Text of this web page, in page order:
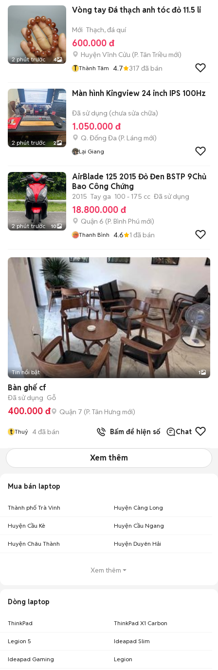
2 phút trước 4
Vòng tay Đá thạch anh tóc đỏ 11.5 li
Mới Thạch, đá quí
600.000 đ
Huyện Vĩnh Cửu (P. Tân Triều mới)
T Thành Tâm 4.7 317 đã bán
2 phút trước 2
Màn hình Kingview 24 inch IPS 100Hz
Đã sử dụng (chưa sửa chữa)
1.050.000 đ
Q. Đống Đa (P. Láng mới)
Lại Giang
2 phút trước 10
AirBlade 125 2015 Đỏ Đen BSTP 9Chủ
Bao Công Chứng
2015 Tay ga 100 - 175 cc Đã sử dụng
18.800.000 đ
Quận 6 (P. Bình Phú mới)
Thanh Bình 4.6 1 đã bán
Tin nổi bật 1
Bàn ghế cf
Đã sử dụng Gỗ
400.000 đ Quận 7 (P. Tân Hưng mới)
t Thuỷ 4đã bán Bấm để hiện số Chat
Xem thêm
Mua bán laptop
Thành phố Trà Vinh Huyện Càng Long
Huyện Cầu Kè Huyện Cầu Ngang
Huyện Châu Thành Huyện Duyên Hải
Xem thêm
Dòng laptop
ThinkPad ThinkPad X1 Carbon
Legion 5 Ideapad Slim
Ideapad Gaming Legion